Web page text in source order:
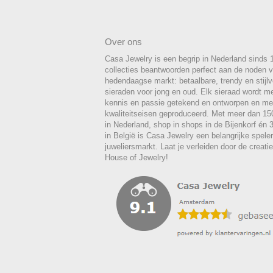
Over ons
Casa Jewelry is een begrip in Nederland sinds
collecties beantwoorden perfect aan de noden
hedendaagse markt: betaalbare, trendy en
sieraden voor jong en oud. Elk sieraad wordt
kennis en passie getekend en ontworpen en
kwaliteitseisen geproduceerd. Met meer dan
in Nederland, shop in shops in de Bijenkorf én
in België is Casa Jewelry een belangrijke
juweliersmarkt. Laat je verleiden door de
House of Jewelry!